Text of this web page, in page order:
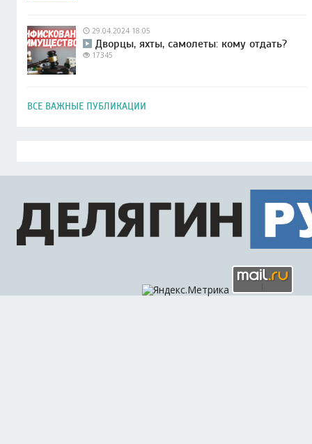
29.04.2024 18:05
Дворцы, яхты, самолеты: кому отдать?
17345
ВСЕ ВАЖНЫЕ ПУБЛИКАЦИИ